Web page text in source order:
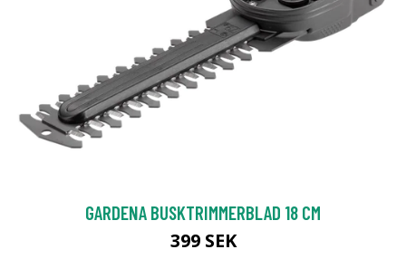
GARDENA BUSKTRIMMERBLAD 18 CM
399 SEK